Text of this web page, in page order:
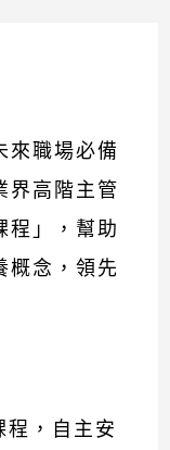
來職場必備
界高階主管
程」，幫助
概念，領先
，自主安